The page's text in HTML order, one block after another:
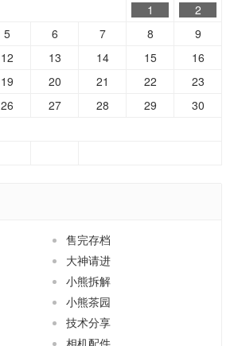
1
2
5 6 7 8
9
12 13 14 15
16
19 20 21 22
23
26 27 28 29
30
售完存档
大神请进
小熊拆解
小熊茶园
技术分享